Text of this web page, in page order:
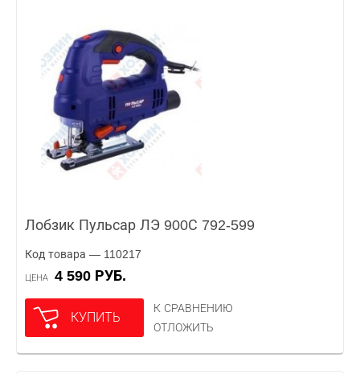
Лобзик Пульсар ЛЭ 900С 792-599
Код товара — 110217
ЦЕНА 4 590 РУБ.
КУПИТЬ
К СРАВНЕНИЮ
ОТЛОЖИТЬ